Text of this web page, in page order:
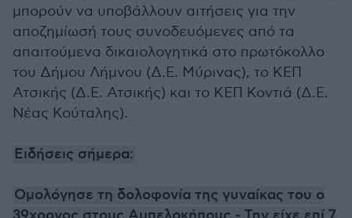
μπορούν να υποβάλλουν αιτήσεις για την
αποζημίωσή τους συνοδευόμενες από τα
απαιτούμενα δικαιολογητικά στο πρωτόκολλο
του Δήμου Λήμνου (Δ.Ε. Μύρινας), το ΚΕΠ
Ατσικής (Δ.Ε. Ατσικής) και το ΚΕΠ Κοντιά (Δ.Ε.
Νέας Κούταλης).
Ειδήσεις σήμερα:
Ομολόγησε τη δολοφονία της γυναίκας του ο